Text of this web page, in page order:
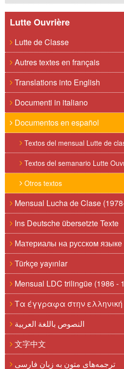
Lutte Ouvrière
Lutte de Classe
Autres textes en français
Translations into English
Documenti in italiano
Documentos en español
Textos del mensual Lutte de
Textos del semanario Lutte
Otros textos
Mensual Lucha de Clase
Ins Deutsche übersetzte Texte
Материалы на русском языке
Türkçe yayınlar
Mensual LDC trilingüe (1986 -
Τα έγγραφα στην
النصوص باللغة العربية
文字中文
ترجمه‌های متون به زبان فارسی